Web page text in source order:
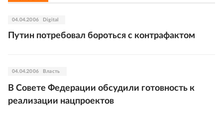
04.04.2006 Digital
Путин потребовал бороться с контрафактом
04.04.2006 Власть
В Совете Федерации обсудили готовность к
реализации нацпроектов